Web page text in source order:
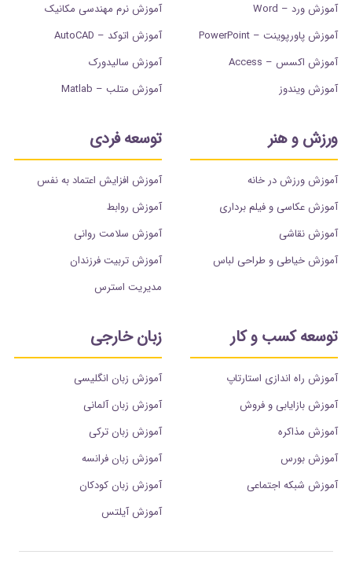
آموزش ورد – Word
آموزش پاورپوینت – PowerPoint
آموزش اکسس – Access
آموزش ویندوز
آموزش نرم مهندسی مکانیک
آموزش اتوکد – AutoCAD
آموزش سالیدورک
آموزش متلب – Matlab
ورزش و هنر
آموزش ورزش در خانه
آموزش عکاسی و فیلم برداری
آموزش نقاشی
آموزش خیاطی و طراحی لباس
توسعه فردی
آموزش افزایش اعتماد به نفس
آموزش روابط
آموزش سلامت روانی
آموزش تربیت فرزندان
مدیریت استرس
توسعه کسب و کار
آموزش راه اندازی استارتاپ
آموزش بازایابی و فروش
آموزش مذاکره
آموزش بورس
آموزش شبکه اجتماعی
زبان خارجی
آموزش زبان انگلیسی
آموزش زبان آلمانی
آموزش زبان ترکی
آموزش زبان فرانسه
آموزش زبان کودکان
آموزش آیلتس